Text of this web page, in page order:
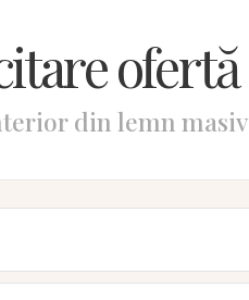
ofertă
din lemn masiv